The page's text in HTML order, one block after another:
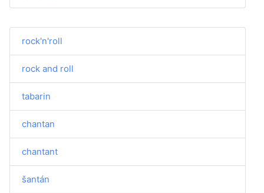
rock'n'roll
rock and roll
tabarin
chantan
chantant
šantán